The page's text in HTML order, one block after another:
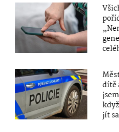
dítě
jít